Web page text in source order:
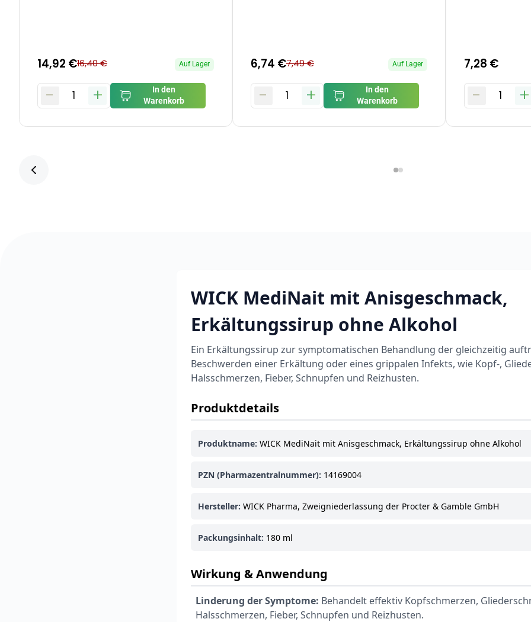
14,92 €16,40 € Auf Lager
- 1 +
In den
Warenkorb
6,74 €7,49 € Auf Lager
- 1 +
In den
Warenkorb
7,28 €
- 1 +
WICK MediNait mit Anisgeschmack,
Erkältungssirup ohne Alkohol
Ein Erkältungssirup zur symptomatischen Behandlung der gleichzeitig
Beschwerden einer Erkältung oder eines grippalen Infekts, wie Kopf-,
Halsschmerzen, Fieber, Schnupfen und Reizhusten.
Produktdetails
Produktname: WICK MediNait mit Anisgeschmack, Erkältungssirup ohne Alkohol
PZN (Pharmazentralnummer): 14169004
Hersteller: WICK Pharma, Zweigniederlassung der Procter & Gamble GmbH
Packungsinhalt: 180 ml
Wirkung & Anwendung
Linderung der Symptome: Behandelt effektiv Kopfschmerzen,
Halsschmerzen, Fieber, Schnupfen und Reizhusten.